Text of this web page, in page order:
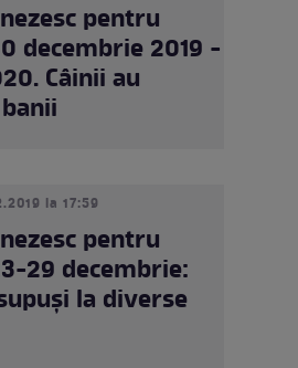
pentru
decembrie 2019 -
Câinii au
la 17:59
pentru
29 decembrie:
la diverse